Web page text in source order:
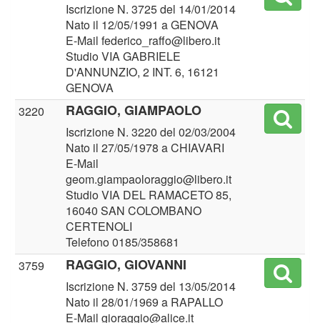
Iscrizione N. 3725 del 14/01/2014
Nato il 12/05/1991 a GENOVA
E-Mail federico_raffo@libero.it
Studio VIA GABRIELE
D'ANNUNZIO, 2 INT. 6, 16121
GENOVA
3220
RAGGIO, GIAMPAOLO
Iscrizione N. 3220 del 02/03/2004
Nato il 27/05/1978 a CHIAVARI
E-Mail
geom.giampaoloraggio@libero.it
Studio VIA DEL RAMACETO 85,
16040 SAN COLOMBANO
CERTENOLI
Telefono 0185/358681
3759
RAGGIO, GIOVANNI
Iscrizione N. 3759 del 13/05/2014
Nato il 28/01/1969 a RAPALLO
E-Mail gioraggio@alice.it